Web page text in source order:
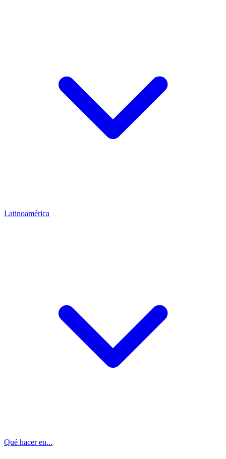
Latinoamérica
Qué hacer en...